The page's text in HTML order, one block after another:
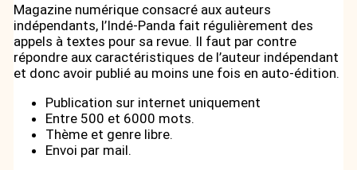
Magazine numérique consacré aux auteurs
indépendants, l’Indé-Panda fait régulièrement des
appels à textes pour sa revue. Il faut par contre
répondre aux caractéristiques de l’auteur indépendant
et donc avoir publié au moins une fois en auto-édition.
Publication sur internet uniquement
Entre 500 et 6000 mots.
Thème et genre libre.
Envoi par mail.